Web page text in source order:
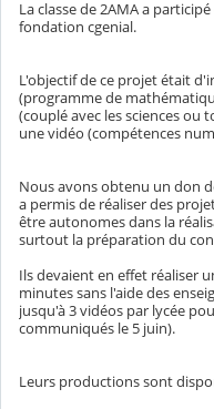
La classe de 2AMA a
fondation cgenial.
L'objectif de ce projet était
(programme de
(couplé avec les sciences ou
une vidéo (compétences
Nous avons obtenu un don
a permis de réaliser des
être autonomes dans la
surtout la préparation du
Ils devaient en effet réaliser
minutes sans l'aide des
jusqu'à 3 vidéos par lycée
communiqués le 5 juin).
Leurs productions sont